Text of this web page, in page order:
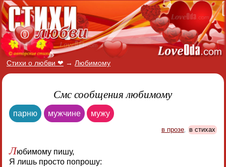
Стихи о любви ❤ → Любимому
Смс сообщения любимому
парню мужчине мужу
в прозе, в стихах
Любимому пишу,
Я лишь просто попрошу: